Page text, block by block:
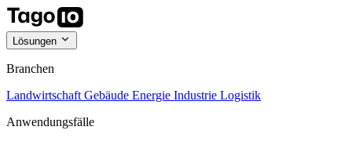
Lösungen
Branchen
Landwirtschaft Gebäude Energie Industrie Logistik
Anwendungsfälle